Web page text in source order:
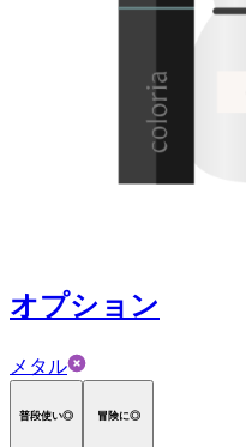
オプション
メタル
普段使い◎ 冒険に◎